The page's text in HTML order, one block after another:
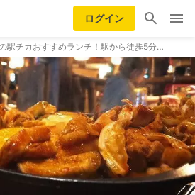
ログイン
駅チカおすすめランチ！駅から徒歩5分…